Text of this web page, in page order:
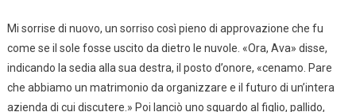
Mi sorrise di nuovo, un sorriso così pieno di approvazione che fu
come se il sole fosse uscito da dietro le nuvole. «Ora, Ava» disse,
indicando la sedia alla sua destra, il posto d’onore, «cenamo. Pare
che abbiamo un matrimonio da organizzare e il futuro di un’intera
azienda di cui discutere.» Poi lanciò uno sguardo al figlio, pallido,